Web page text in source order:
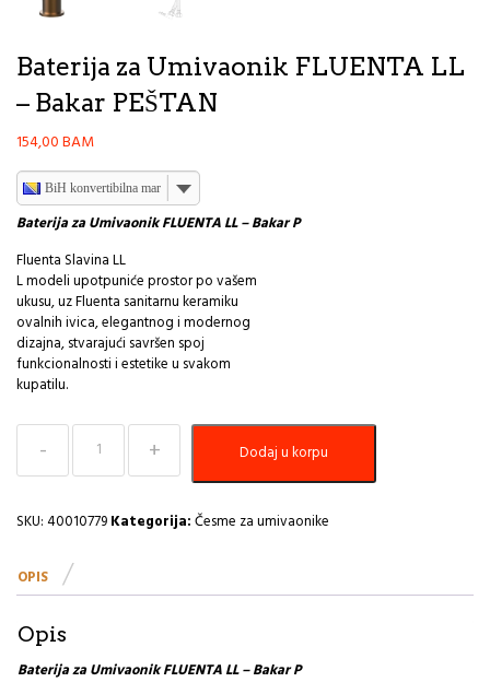
Baterija za Umivaonik FLUENTA LL
– Bakar PEŠTAN
154,00BAM
BiH konvertibilna marka
Baterija za Umivaonik FLUENTA LL – Bakar P
Fluenta Slavina LL
L modeli upotpuniće prostor po vašem
ukusu, uz Fluenta sanitarnu keramiku
ovalnih ivica, elegantnog i modernog
dizajna, stvarajući savršen spoj
funkcionalnosti i estetike u svakom
kupatilu.
Baterija
Umivaonik
LL
Bakar
količina
Dodaj u korpu
SKU:40010779Kategorija:Česme za umivaonike
OPIS
Opis
Baterija za Umivaonik FLUENTA LL – Bakar P